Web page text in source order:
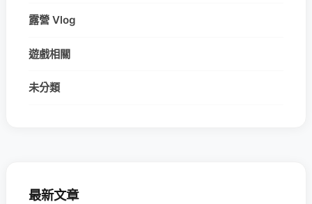
露營 Vlog
遊戲相關
未分類
最新文章